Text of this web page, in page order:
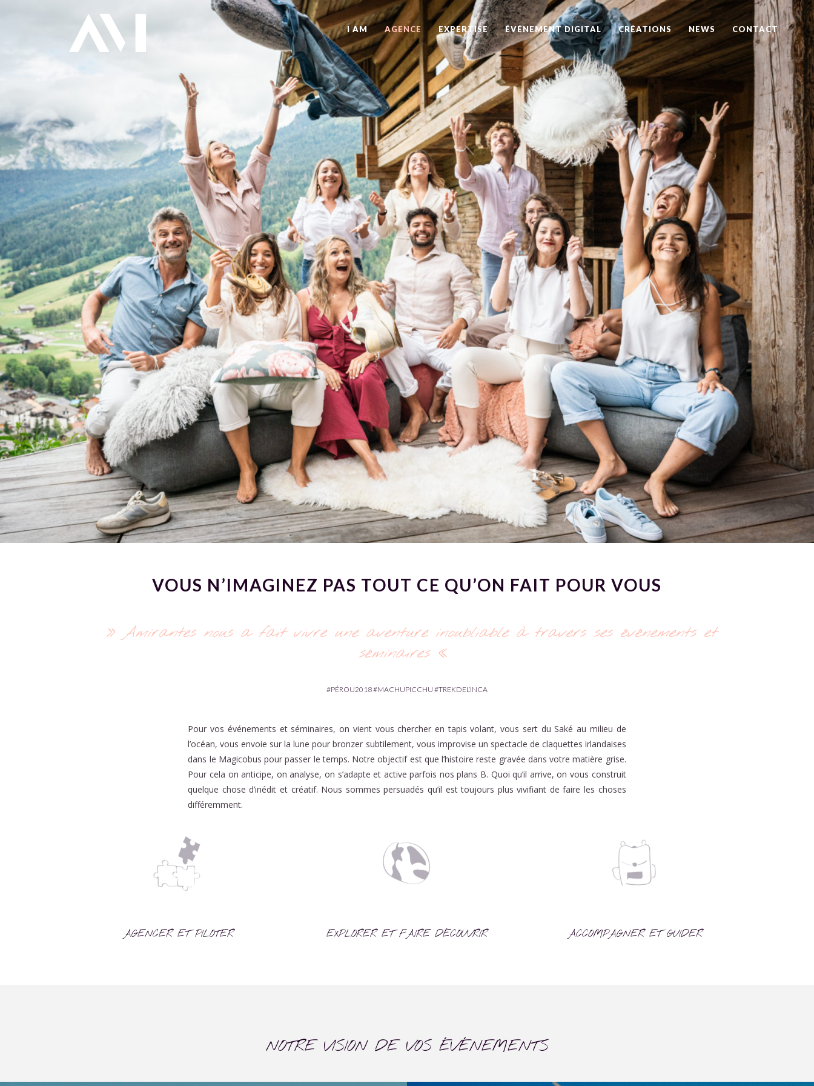
I AM AGENCE EXPERTISE ÉVÉNEMENT DIGITAL CRÉATIONS NEWS CONTACT
VOUS N’IMAGINEZ PAS TOUT CE QU’ON FAIT POUR VOUS
» Amirantes nous a fait vivre une aventure inoubliable à travers ses événements et
séminaires «
#PÉROU2018 #MACHUPICCHU #TREKDEL’INCA
Pour vos événements et séminaires, on vient vous chercher en tapis volant, vous sert du Saké au milieu de
l’océan, vous envoie sur la lune pour bronzer subtilement, vous improvise un spectacle de claquettes irlandaises
dans le Magicobus pour passer le temps. Notre objectif est que l’histoire reste gravée dans votre matière grise.
Pour cela on anticipe, on analyse, on s’adapte et active parfois nos plans B. Quoi qu’il arrive, on vous construit
quelque chose d’inédit et créatif. Nous sommes persuadés qu’il est toujours plus vivifiant de faire les choses
différemment.
AGENCER ET PILOTER EXPLORER ET FAIRE DÉCOUVRIR ACCOMPAGNER ET GUIDER
NOTRE VISION DE VOS ÉVÉNEMENTS